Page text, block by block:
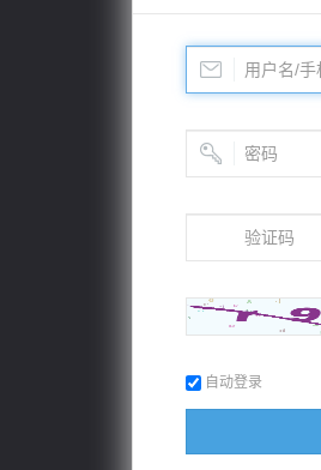
自动登录